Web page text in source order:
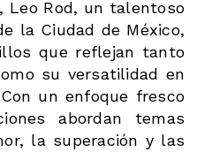
Leo Rod, un talentoso
la Ciudad de México,
que reflejan tanto
su versatilidad en
un enfoque fresco
abordan temas
la superación y las